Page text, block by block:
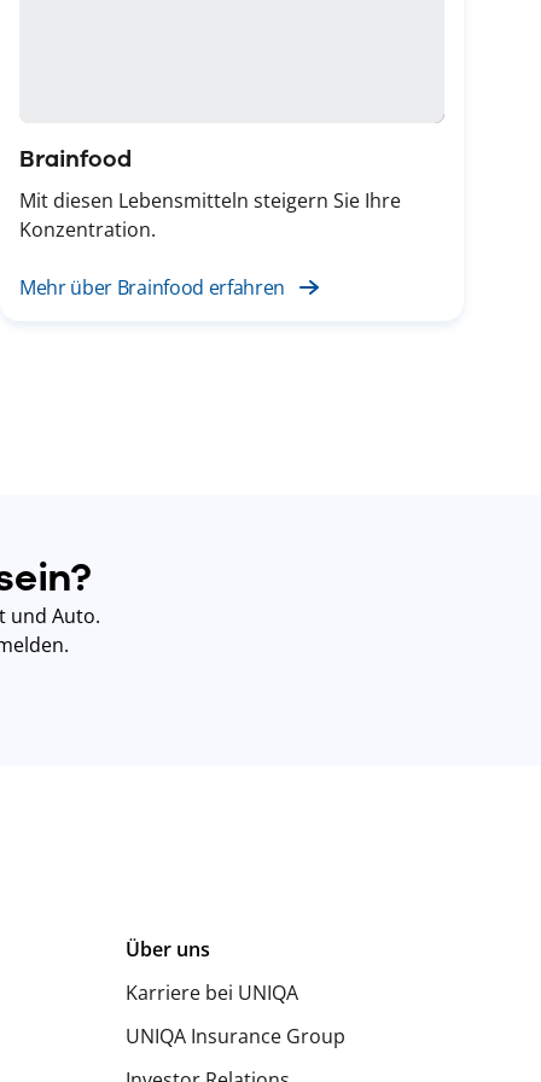
Brainfood
Mit diesen Lebensmitteln steigern Sie Ihre
Konzentration.
Mehr über Brainfood erfahren
und Auto.
Über uns
Karriere bei UNIQA
UNIQA Insurance Group